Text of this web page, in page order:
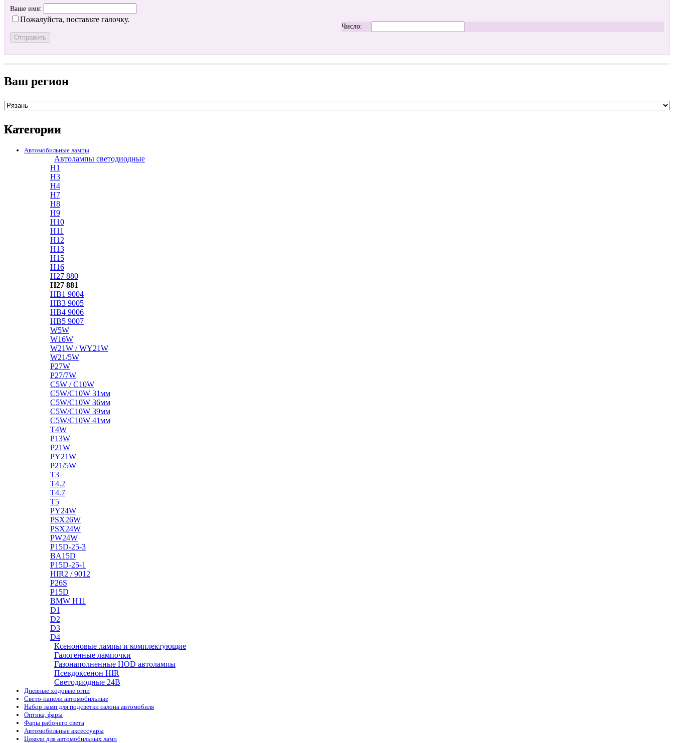
Ваше имя:
Пожалуйста, поставьте галочку.
Число:
Ваш регион
Категории
Автомобильные лампы
Автолампы светодиодные
H1
H3
H4
H7
H8
H9
H10
H11
H12
H13
H15
H16
H27 880
H27 881
HB1 9004
HB3 9005
HB4 9006
HB5 9007
W5W
W16W
W21W / WY21W
W21/5W
P27W
P27/7W
C5W / C10W
C5W/C10W 31мм
C5W/C10W 36мм
C5W/C10W 39мм
C5W/C10W 41мм
T4W
P13W
P21W
PY21W
P21/5W
T3
T4.2
T4.7
T5
PY24W
PSX26W
PSX24W
PW24W
P15D-25-3
BA15D
P15D-25-1
HIR2 / 9012
P26S
P15D
BMW H11
D1
D2
D3
D4
Ксеноновые лампы и комплектующие
Галогенные лампочки
Газонаполненные HOD автолампы
Псевдоксенон HIR
Cветодиодные 24B
Дневные ходовые огни
Свето-панели автомобильные
Набор ламп для подсветки салона автомобиля
Оптика, фары
Фары рабочего света
Автомобильные аксессуары
Цоколи для автомобильных ламп